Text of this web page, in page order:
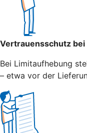
Vertrauensschutz
Bei Limitaufhebung
– etwa vor der